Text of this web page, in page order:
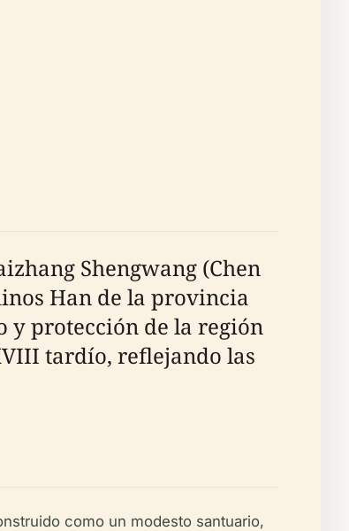
Shengwang (Chen
Han de la provincia
y protección de la región
tardío, reflejando las
como un modesto santuario,